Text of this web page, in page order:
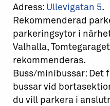
Adress: Ullevigatan 5.
Rekommenderad
parkeringsytor i
Valhalla,
rekommenderas.
Buss/minibussar: Det
bussar vid
du vill parkera i